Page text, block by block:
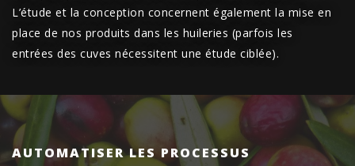
L’étude et la conception concernent également la mise en
place de nos produits dans les huileries (parfois les
entrées des cuves nécessitent une étude ciblée).
AUTOMATISER LES PROCESSUS